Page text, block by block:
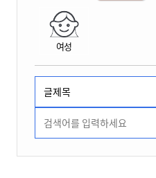
여성